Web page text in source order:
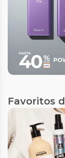
Favoritos